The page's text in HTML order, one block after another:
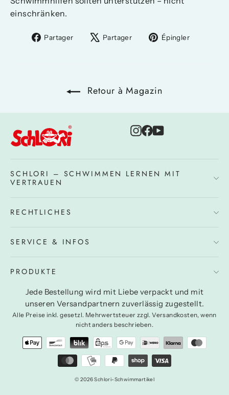
einschränken.
Partager
PartagerPartager
TweeterÉpingler
Retour à Magazin
Instagram
Facebook
YouTube
SCHLORI – SCHWIMMEN LERNEN MIT
VERTRAUEN
RECHTLICHES
SERVICE & INFOS
PRODUKTE
Jede Bestellung wird mit Liebe verpackt und mit
unseren Versandpartnern zuverlässig zugestellt.
Alle Preise inkl. gesetzl. Mehrwertsteuer zzgl. Versandkosten, wenn
nicht anders beschrieben.
© 2026 Schlori-Schwimmartikel